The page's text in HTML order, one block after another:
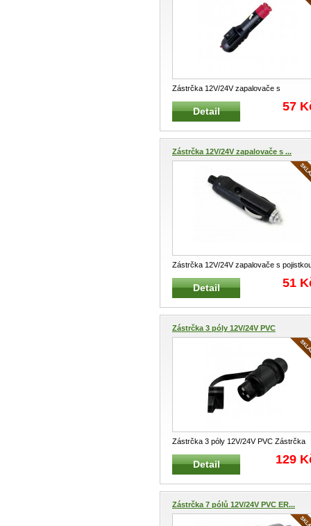
Zástrčka 12V/24V zapalovače s
vypínačem Zástrčka pro elektroinstalaci
Detail 57
Zástrčka 12V/24V zapalovače s ...
Zástrčka 12V/24V zapalovače s
Zástrčka pro elektroinstalaci
Detail 51
Zástrčka 3 póly 12V/24V PVC
Zástrčka 3 póly 12V/24V PVC Zástrčka
pro pro elektroinstalaci zemědělský...
Detail 129
Zástrčka 7 pólů 12V/24V PVC ER...